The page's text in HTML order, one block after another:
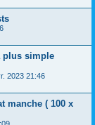
plus simple
2023 21:46
manche ( 100 x